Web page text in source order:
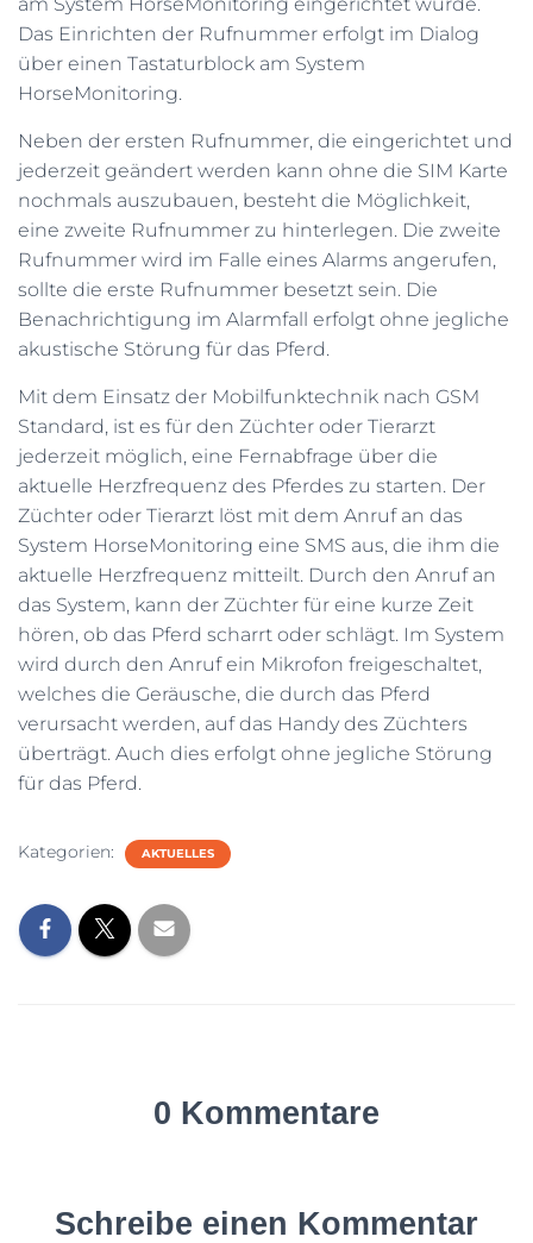
Das Einrichten der Rufnummer erfolgt im Dialog
über einen Tastaturblock am System
HorseMonitoring.
Neben der ersten Rufnummer, die eingerichtet und
jederzeit geändert werden kann ohne die SIM Karte
nochmals auszubauen, besteht die Möglichkeit,
eine zweite Rufnummer zu hinterlegen. Die zweite
Rufnummer wird im Falle eines Alarms angerufen,
sollte die erste Rufnummer besetzt sein. Die
Benachrichtigung im Alarmfall erfolgt ohne jegliche
akustische Störung für das Pferd.
Mit dem Einsatz der Mobilfunktechnik nach GSM
Standard, ist es für den Züchter oder Tierarzt
jederzeit möglich, eine Fernabfrage über die
aktuelle Herzfrequenz des Pferdes zu starten. Der
Züchter oder Tierarzt löst mit dem Anruf an das
System HorseMonitoring eine SMS aus, die ihm die
aktuelle Herzfrequenz mitteilt. Durch den Anruf an
das System, kann der Züchter für eine kurze Zeit
hören, ob das Pferd scharrt oder schlägt. Im System
wird durch den Anruf ein Mikrofon freigeschaltet,
welches die Geräusche, die durch das Pferd
verursacht werden, auf das Handy des Züchters
überträgt. Auch dies erfolgt ohne jegliche Störung
für das Pferd.
Kategorien: AKTUELLES
0 Kommentare
Schreibe einen Kommentar